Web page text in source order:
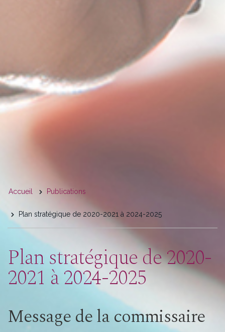
You
are
here
Accueil Publications
Plan stratégique de 2020-2021 à 2024-2025
Plan stratégique de 2020-
2021 à 2024-2025
Message de la commissaire